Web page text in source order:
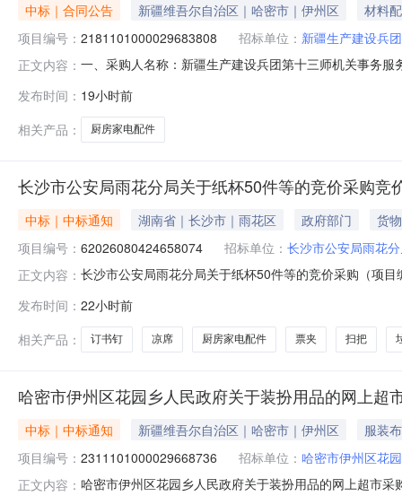
中标｜合同公告 新疆维吾尔自治区｜哈密市｜伊州区
材料
项目编号： 2181101000029683808 招标单位： 新疆生产建设兵
正文内容： 一、采购人名称：新疆生产建设兵团第十三师机关事务
件厨房家电配件海信/Hisense全套安装配件套
发布时间： 19小时前
相关产品：
厨房家电配件
长沙市公安局雨花分局关于纸杯50件等的竞价采购竞
中标｜中标通知 湖南省｜长沙市｜雨花区 政府部门
货物
项目编号： 62026080424658074 招标单位： 长沙市公安局雨花
正文内容： 长沙市公安局雨花分局关于纸杯50件等的竞价采购（项
价起止时间：2026-08-0416:28-2026-08-0716:28二、
发布时间： 22小时前
相关产品：
订书钉 凉席 厨房家电配件 票夹 扫把
哈密市伊州区花园乡人民政府关于装扮用品的网上超
中标｜中标通知 新疆维吾尔自治区｜哈密市｜伊州区
服装
项目编号： 2311101000029668736 招标单位： 哈密市伊州区花
正文内容： 哈密市伊州区花园乡人民政府关于装扮用品的网上超市